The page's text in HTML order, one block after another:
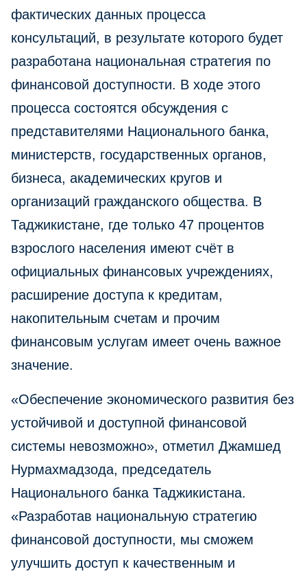
фактических данных процесса
консультаций, в результате которого будет
разработана национальная стратегия по
финансовой доступности. В ходе этого
процесса состоятся обсуждения с
представителями Национального банка,
министерств, государственных органов,
бизнеса, академических кругов и
организаций гражданского общества. В
Таджикистане, где только 47 процентов
взрослого населения имеют счёт в
официальных финансовых учреждениях,
расширение доступа к кредитам,
накопительным счетам и прочим
финансовым услугам имеет очень важное
значение.
«Обеспечение экономического развития без
устойчивой и доступной финансовой
системы невозможно», отметил Джамшед
Нурмахмадзода, председатель
Национального банка Таджикистана.
«Разработав национальную стратегию
финансовой доступности, мы сможем
улучшить доступ к качественным и